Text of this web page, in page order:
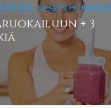
RESEPTIT,
+ 3